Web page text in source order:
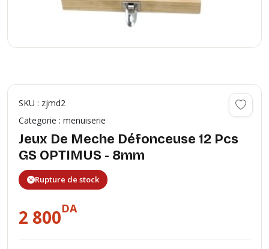
SKU : zjmd2
Categorie : menuiserie
Jeux De Meche Défonceuse 12 Pcs
GS OPTIMUS - 8mm
Rupture de stock
2 800DA